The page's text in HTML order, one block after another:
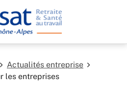
Actualités entreprise
les entreprises